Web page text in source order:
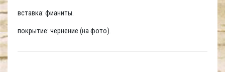
вставка: фианиты.
покрытие: чернение (на фото).